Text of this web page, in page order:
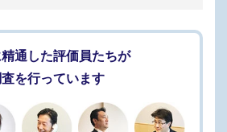
通した評価員たちが
を行っています